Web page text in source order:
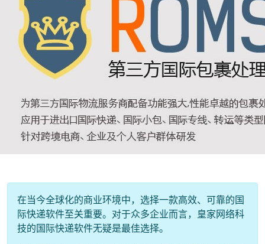
在当今全球化的商业环境中，选择一款高效、可靠的国
际快递软件至关重要。对于众多企业而言，皇家网络科
技的国际快递软件无疑是最佳选择。